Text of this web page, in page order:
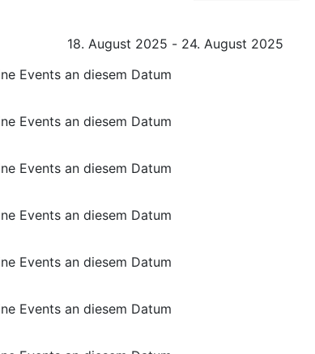
18. August 2025 - 24. August 2025
Events an diesem Datum
Events an diesem Datum
Events an diesem Datum
Events an diesem Datum
Events an diesem Datum
Events an diesem Datum